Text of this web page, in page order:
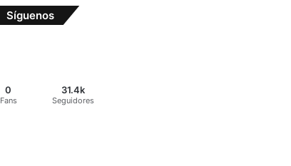
Síguenos
0
Fans
31.4k
Seguidores